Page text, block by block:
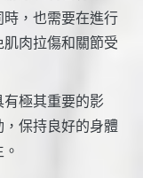
，也需要在進行
肉拉傷和關節受
極其重要的影
保持良好的身體